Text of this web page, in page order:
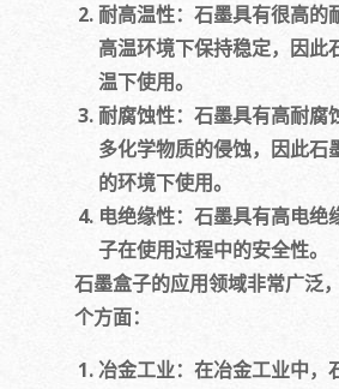
耐高温性：石墨具有很高的
高温环境下保持稳定，因此
温下使用。
耐腐蚀性：石墨具有高耐腐
多化学物质的侵蚀，因此石
的环境下使用。
电绝缘性：石墨具有高电绝
子在使用过程中的安全性。
石墨盒子的应用领域非常广泛
个方面：
冶金工业：在冶金工业中，